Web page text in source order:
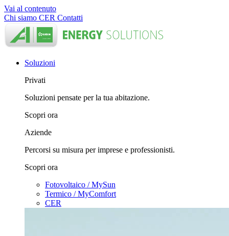
Vai al contenuto
Chi siamo CER Contatti
Soluzioni
Privati
Soluzioni pensate per la tua abitazione.
Scopri ora
Aziende
Percorsi su misura per imprese e professionisti.
Scopri ora
Fotovoltaico / MySun
Termico / MyComfort
CER